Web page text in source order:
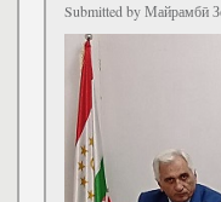
Submitted byМайрамбӣ